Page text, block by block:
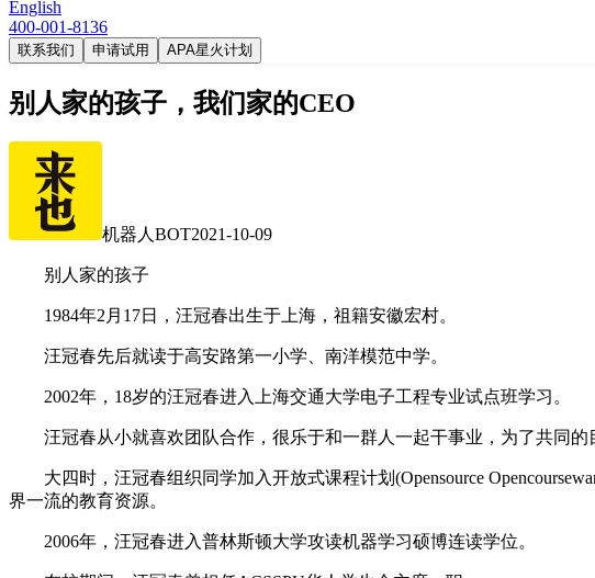
English
400-001-8136
联系我们 申请试用 APA星火计划
别人家的孩子，我们家的CEO
机器人BOT2021-10-09
别人家的孩子
1984年2月17日，汪冠春出生于上海，祖籍安徽宏村。
汪冠春先后就读于高安路第一小学、南洋模范中学。
2002年，18岁的汪冠春进入上海交通大学电子工程专业试点班学习。
汪冠春从小就喜欢团队合作，很乐于和一群人一起干事业，为了共同的
大四时，汪冠春组织同学加入开放式课程计划(Opensource
界一流的教育资源。
2006年，汪冠春进入普林斯顿大学攻读机器学习硕博连读学位。